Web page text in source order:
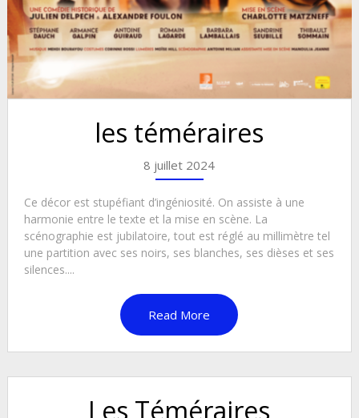
les téméraires
8 juillet 2024
Ce décor est stupéfiant d’ingéniosité. On assiste à une
harmonie entre le texte et la mise en scène. La
scénographie est jubilatoire, tout est réglé au millimètre tel
une partition avec ses noirs, ses blanches, ses dièses et ses
silences....
Read More
Les Téméraires